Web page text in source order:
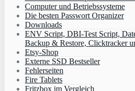
Computer und Betriebssysteme
Die besten Passwort Organizer
Downloads
ENV Script, DBI-Test Script,
Backup & Restore, Clicktracker
Etsy-Shop
Externe SSD Bestseller
Fehlerseiten
Fire Tablets
Fritzbox im Vergleich